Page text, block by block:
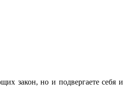
закон, но и подвергаете себя и